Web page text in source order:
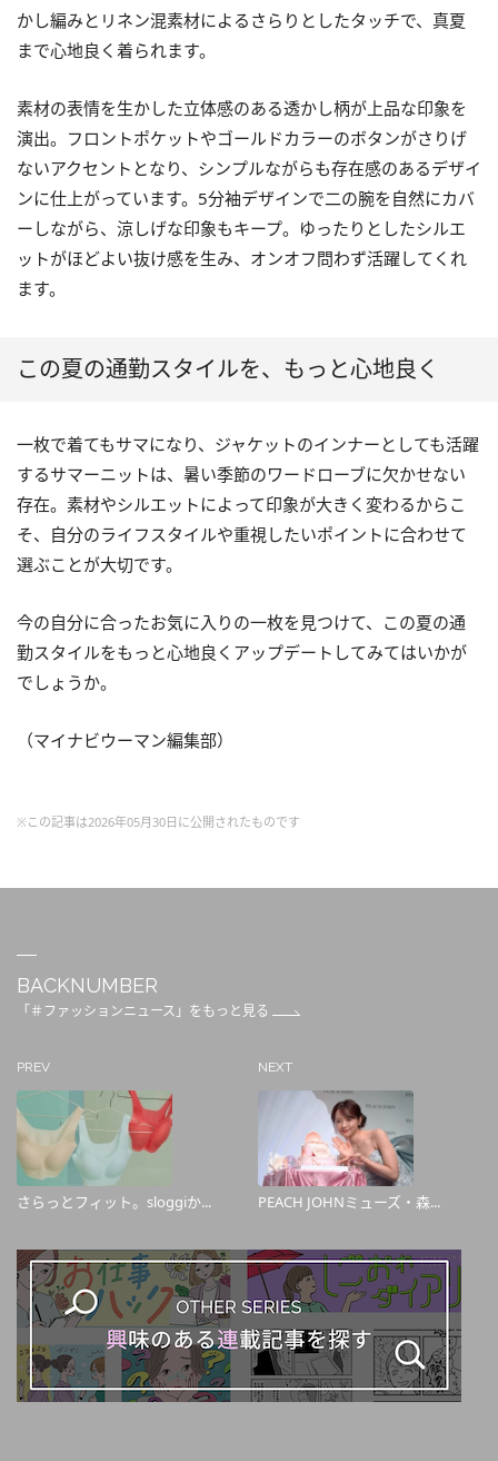
かし編みとリネン混素材によるさらりとしたタッチで、真夏
まで心地良く着られます。
素材の表情を生かした立体感のある透かし柄が上品な印象を
演出。フロントポケットやゴールドカラーのボタンがさりげ
ないアクセントとなり、シンプルながらも存在感のあるデザイ
ンに仕上がっています。5分袖デザインで二の腕を自然にカバ
ーしながら、涼しげな印象もキープ。ゆったりとしたシルエ
ットがほどよい抜け感を生み、オンオフ問わず活躍してくれ
ます。
この夏の通勤スタイルを、もっと心地良く
一枚で着てもサマになり、ジャケットのインナーとしても活躍
するサマーニットは、暑い季節のワードローブに欠かせない
存在。素材やシルエットによって印象が大きく変わるからこ
そ、自分のライフスタイルや重視したいポイントに合わせて
選ぶことが大切です。
今の自分に合ったお気に入りの一枚を見つけて、この夏の通
勤スタイルをもっと心地良くアップデートしてみてはいかが
でしょうか。
（マイナビウーマン編集部）
※この記事は2026年05月30日に公開されたものです
BACKNUMBER
「＃ファッションニュース」をもっと見る
PREV
さらっとフィット。sloggiか...
NEXT
PEACH JOHNミューズ・森...